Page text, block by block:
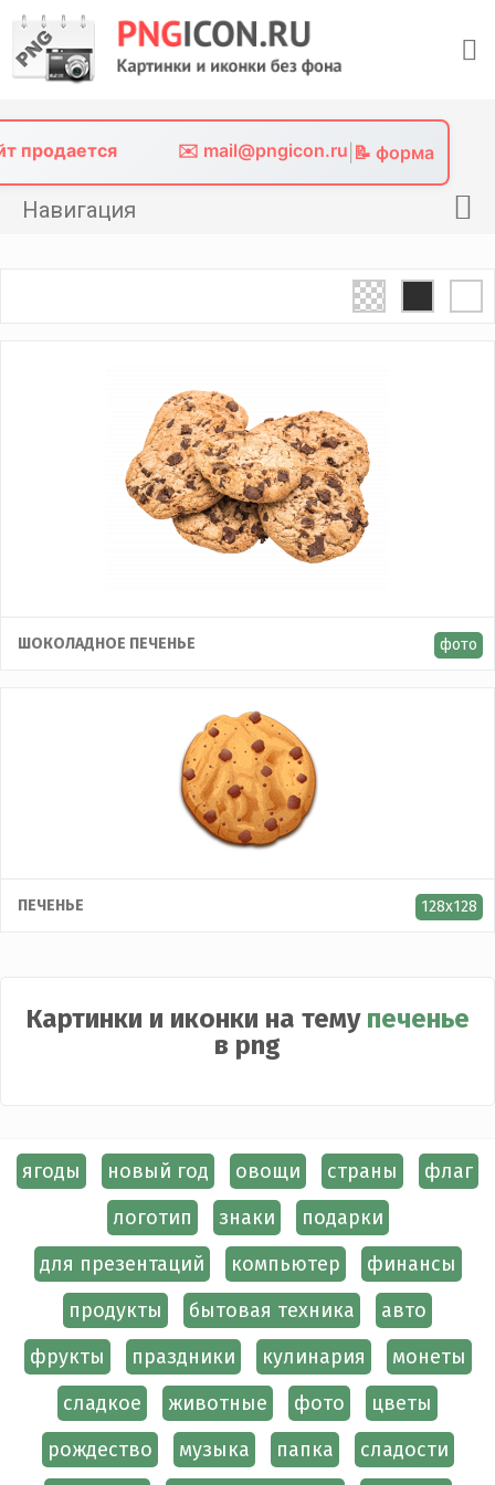
content
продается ✉️ mail@pngicon.ru 📝 форма
Навигация
ШОКОЛАДНОЕ ПЕЧЕНЬЕ фото
ПЕЧЕНЬЕ 128x128
Картинки и иконки на тему печенье
в png
ягоды новый год овощи страны
флаг
логотип
знаки
подарки
для презентаций
компьютер
финансы
продукты
бытовая техника
авто
фрукты
праздники кулинария
монеты
сладкое
животные фото
цветы
рождество
музыка папка
сладости